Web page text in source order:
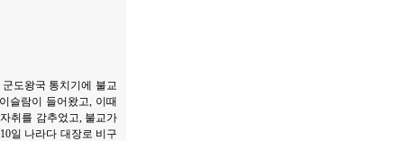
도왕국 통치기에 불교
슬람이 들어왔고, 이때
취를 감추었고, 불교가
일 나라다 대장로 비구